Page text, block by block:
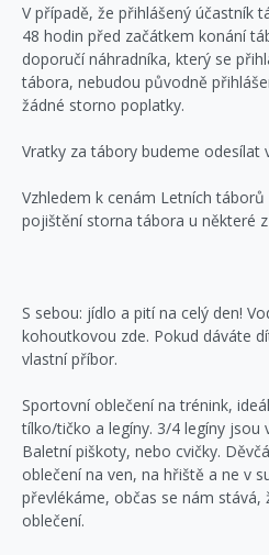
V případě, že přihlášený účastník
48 hodin před začátkem konání
doporučí náhradníka, který se
tábora, nebudou původně
žádné storno poplatky.
Vratky za tábory budeme odesílat
Vzhledem k cenám Letních
pojištění storna tábora u některé
S sebou: jídlo a pití na celý den!
kohoutkovou zde. Pokud dáváte
vlastní příbor.
Sportovní oblečení na trénink,
tílko/tičko a legíny. 3/4 legíny jsou
Baletní piškoty, nebo cvičky.
oblečení na ven, na hřiště a ne v
převlékáme, občas se nám stává,
oblečení.